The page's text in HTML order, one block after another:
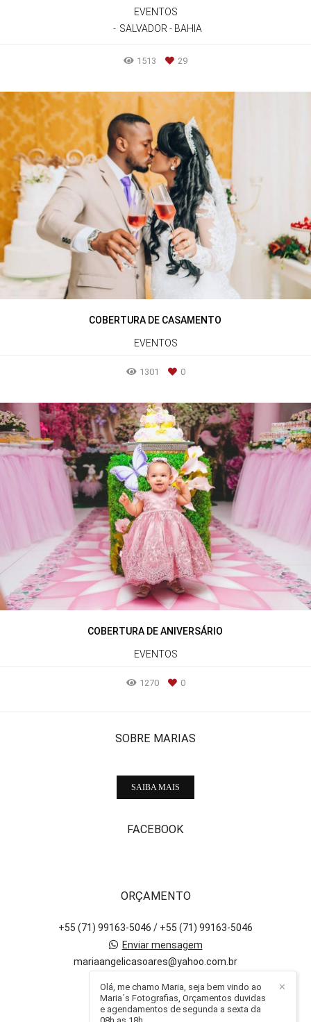
EVENTOS
SALVADOR - BAHIA
1513 29
COBERTURA DE CASAMENTO
EVENTOS
1301 0
COBERTURA DE ANIVERSÁRIO
EVENTOS
1270 0
SOBRE MARIAS
SAIBA MAIS
FACEBOOK
ORÇAMENTO
+55 (71) 99163-5046 / +55 (71) 99163-5046
Enviar mensagem
mariaangelicasoares@yahoo.com.br
✕
Olá, me chamo Maria, seja bem vindo ao
Maria´s Fotografias, Orçamentos duvidas
e agendamentos de segunda a sexta da